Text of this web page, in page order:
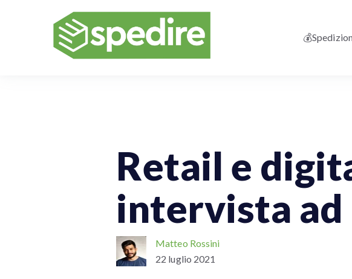
Retail e
intervista
Matteo Rossini
22 luglio 2021